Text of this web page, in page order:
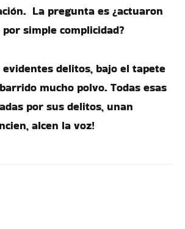
La pregunta es ¿actuaron
por simple complicidad?
evidentes delitos, bajo el tapete
mucho polvo. Todas esas
por sus delitos, unan
alcen la voz!